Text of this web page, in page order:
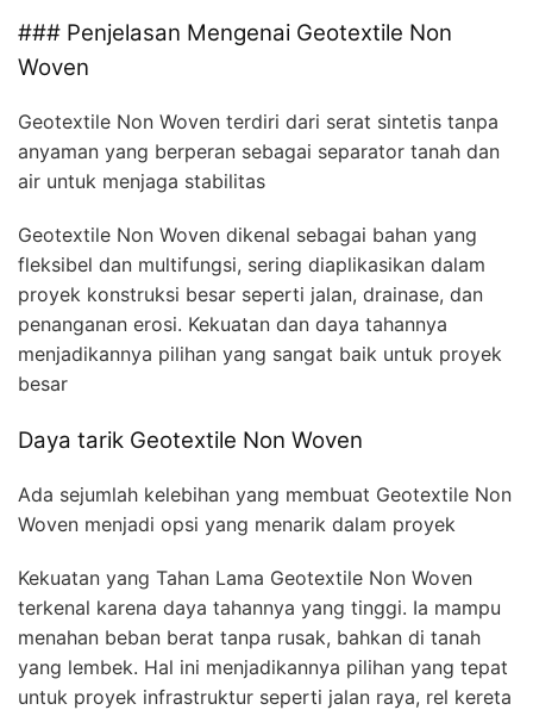
### Penjelasan Mengenai Geotextile Non
Woven
Geotextile Non Woven terdiri dari serat sintetis tanpa
anyaman yang berperan sebagai separator tanah dan
air untuk menjaga stabilitas
Geotextile Non Woven dikenal sebagai bahan yang
fleksibel dan multifungsi, sering diaplikasikan dalam
proyek konstruksi besar seperti jalan, drainase, dan
penanganan erosi. Kekuatan dan daya tahannya
menjadikannya pilihan yang sangat baik untuk proyek
besar
Daya tarik Geotextile Non Woven
Ada sejumlah kelebihan yang membuat Geotextile Non
Woven menjadi opsi yang menarik dalam proyek
Kekuatan yang Tahan Lama Geotextile Non Woven
terkenal karena daya tahannya yang tinggi. Ia mampu
menahan beban berat tanpa rusak, bahkan di tanah
yang lembek. Hal ini menjadikannya pilihan yang tepat
untuk proyek infrastruktur seperti jalan raya, rel kereta